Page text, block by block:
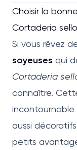
Choisir la
Cortaderia
Si vous rêvez
soyeuses qui
Cortaderia
connaître.
incontournable
aussi
petits